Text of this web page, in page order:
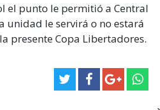
el punto le permitió a Central
unidad le servirá o no estará
presente Copa Libertadores.